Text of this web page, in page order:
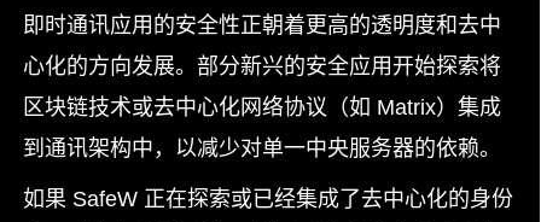
即时通讯应用的安全性正朝着更高的透明度和去中
心化的方向发展。部分新兴的安全应用开始探索将
区块链技术或去中心化网络协议（如 Matrix）集成
到通讯架构中，以减少对单一中央服务器的依赖。
如果 SafeW 正在探索或已经集成了去中心化的身份